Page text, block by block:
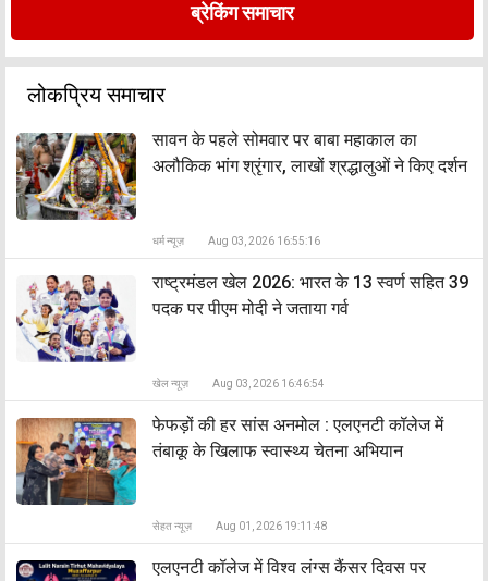
ब्रेकिंग समाचार
लोकप्रिय समाचार
सावन के पहले सोमवार पर बाबा महाकाल का
अलौकिक भांग श्रृंगार, लाखों श्रद्धालुओं ने किए दर्शन
धर्म न्यूज़ Aug 03, 2026 16:55:16
राष्ट्रमंडल खेल 2026: भारत के 13 स्वर्ण सहित 39
पदक पर पीएम मोदी ने जताया गर्व
खेल न्यूज़ Aug 03, 2026 16:46:54
फेफड़ों की हर सांस अनमोल : एलएनटी कॉलेज में
तंबाकू के खिलाफ स्वास्थ्य चेतना अभियान
सेहत न्यूज़ Aug 01, 2026 19:11:48
एलएनटी कॉलेज में विश्व लंग्स कैंसर दिवस पर